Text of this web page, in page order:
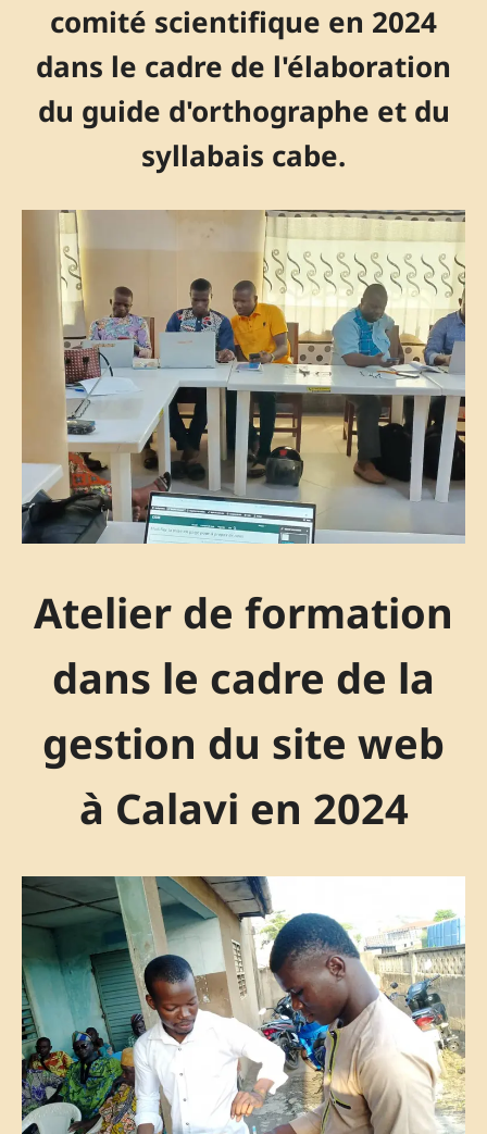
comité scientifique en 2024
dans le cadre de l'élaboration
du guide d'orthographe et du
syllabais cabe.
Atelier de formation
dans le cadre de la
gestion du site web
à Calavi en 2024